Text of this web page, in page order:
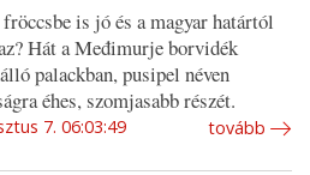
is jó és a magyar határtól
Hát a Međimurje borvidék
palackban, pusipel néven
éhes, szomjasabb részét.
7. 06:03:49 tovább